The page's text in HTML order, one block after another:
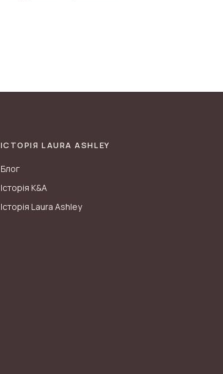
ІСТОРІЯ LAURA ASHLEY
Блог
Історія K&A
Історія Laura Ashley